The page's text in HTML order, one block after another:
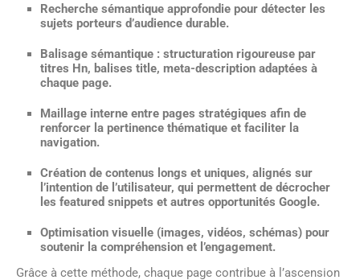
Recherche sémantique approfondie pour détecter les
sujets porteurs d’audience durable.
Balisage sémantique : structuration rigoureuse par
titres Hn, balises title, meta-description adaptées à
chaque page.
Maillage interne entre pages stratégiques afin de
renforcer la pertinence thématique et faciliter la
navigation.
Création de contenus longs et uniques, alignés sur
l’intention de l’utilisateur, qui permettent de décrocher
les featured snippets et autres opportunités Google.
Optimisation visuelle (images, vidéos, schémas) pour
soutenir la compréhension et l’engagement.
Grâce à cette méthode, chaque page contribue à l’ascension